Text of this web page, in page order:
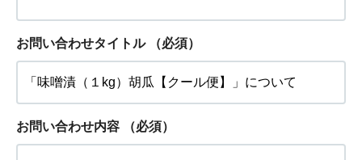
お問い合わせタイトル （必須）
お問い合わせ内容 （必須）